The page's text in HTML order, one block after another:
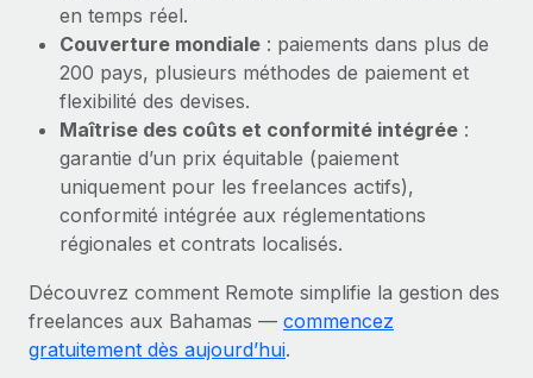
en temps réel.
Couverture mondiale : paiements dans plus de
200 pays, plusieurs méthodes de paiement et
flexibilité des devises.
Maîtrise des coûts et conformité intégrée :
garantie d’un prix équitable (paiement
uniquement pour les freelances actifs),
conformité intégrée aux réglementations
régionales et contrats localisés.
Découvrez comment Remote simplifie la gestion des
freelances aux Bahamas — commencez
gratuitement dès aujourd’hui.